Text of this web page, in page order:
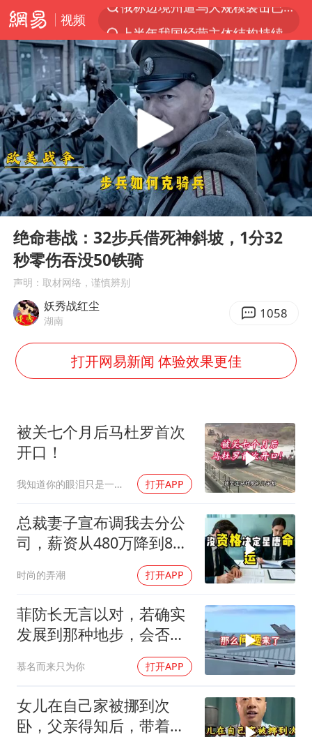
视频
于东来回应胖东来近25年老店年底关闭
《披荆斩棘2026》阵容官宣
白海豚北上或致京津冀暴雨
国足U17与阿森纳决赛取消 并列冠军
香港刷新1884年以来最高气温纪录
新疆一婚礼线上邀请引热议
美将每月供乌爱国者拦截导弹
《龙餐馆》 冲奖
世界第1特鲁姆普斯诺克中国赛一轮游
云南一男子胃中取出180颗铁钉
以军士兵把枪口对准中国记者
曹颖儿子首次演长剧
全球最大级别运输船通过长江大桥
奋力开创中国式现代化建设新局面
Play
00:00 02:06
绝命巷战：32步兵借死神斜坡，1分32
秒零伤吞没50铁骑
声明：取材网络，谨慎辨别
妖秀战红尘
湖南 1058
打开网易新闻 体验效果更佳
被关七个月后马杜罗首次
开口！
我知道你的眼泪只是一种无奈 打开APP
总裁妻子宣布调我去分公
司，薪资从480万降到8
时尚的弄潮 打开APP
菲防长无言以对，若确实
发展到那种地步，会否上
慕名而来只为你 打开APP
女儿在自己家被挪到次
卧，父亲得知后，带着中